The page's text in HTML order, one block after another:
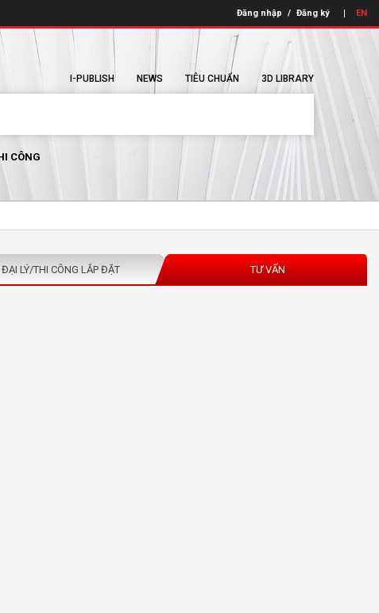
Đăng nhập / Đăng ký EN
I-PUBLISH NEWS TIÊU CHUẨN 3D LIBRARY
CÔNG
ĐẠI LÝ/THI CÔNG LẮP ĐẶT TƯ VẤN